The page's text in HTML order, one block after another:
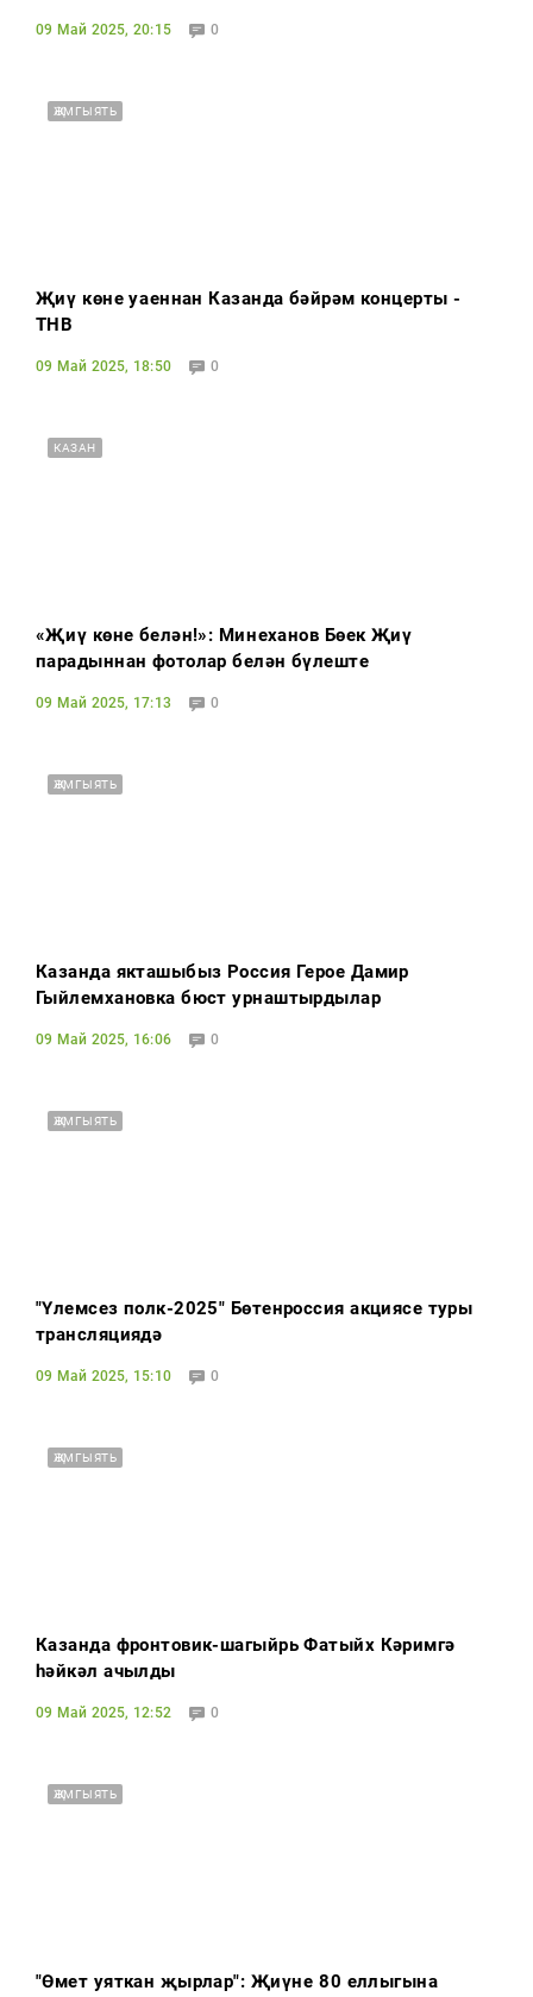
09 Май 2025, 20:15 0
ҖӘМГЫЯТЬ
Җиңү көне уңаеннан Казанда бәйрәм концерты -
ТНВ
09 Май 2025, 18:50 0
КАЗАН
«Җиңү көне белән!»: Миңнеханов Бөек Җиңү
парадыннан фотолар белән бүлеште
09 Май 2025, 17:13 0
ҖӘМГЫЯТЬ
Казанда якташыбыз Россия Герое Дамир
Гыйлемхановка бюст урнаштырдылар
09 Май 2025, 16:06 0
ҖӘМГЫЯТЬ
"Үлемсез полк-2025" Бөтенроссия акциясе туры
трансляциядә
09 Май 2025, 15:10 0
ҖӘМГЫЯТЬ
Казанда фронтовик-шагыйрь Фатыйх Кәримгә
һәйкәл ачылды
09 Май 2025, 12:52 0
ҖӘМГЫЯТЬ
"Өмет уяткан җырлар": Җиңүнең 80 еллыгына